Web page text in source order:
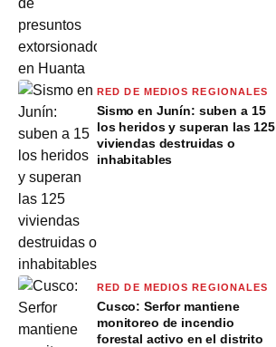
RED DE MEDIOS REGIONALES
Sismo en Junín: suben a 15
los heridos y superan las 125
viviendas destruidas o
inhabitables
RED DE MEDIOS REGIONALES
Cusco: Serfor mantiene
monitoreo de incendio
forestal activo en el distrito